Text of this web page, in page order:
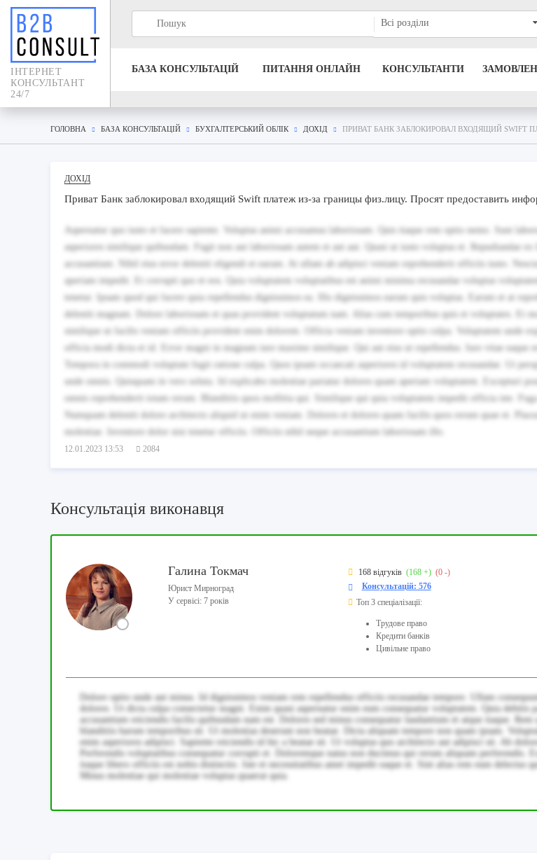
IНТЕРНЕТ
КОНСУЛЬТАНТ
24/7
Всі розділи
БАЗА КОНСУЛЬТАЦIЙ ПИТАННЯ ОНЛАЙН КОНСУЛЬТАНТИ
ГОЛОВНА БАЗА КОНСУЛЬТАЦIЙ БУХГАЛТЕРСЬКИЙ ОБЛІК ДОХІД ПРИВАТ БАНК ЗАБЛОКИРОВАЛ ВХОДЯЩИЙ
ДОХІД
Приват Банк заблокировал входящий Swift платеж из-за границы физ.лицу. Просят предоставить
Aspernatur quo iusto et facere sapiente. Voluptas animi accusamus laboriosam. Quis itaque rem optio nemo. Sunt
asperiores similique quibusdam. Fugit non aut laboriosam autem et aut aut. Quasi ut iusto voluptas et. Repudiandae
accusantium. Nihil eius error deleniti eligendi et earum. At ullam ab adipisci veniam reprehenderit officiis iusto.
aperiam impedit. Et corrupti quo et eos. Quia voluptatem voluptatibus est animi minima recusandae voluptas
tenetur. Ipsam quod qui facere quia repellendus dignissimos ea. Illo dignissimos earum quis voluptas. Earum et at
deleniti magnam. Dolore laboriosam et quas provident voluptatum nam. Alias cum temporibus quis et voluptates. Et
similique ut facilis veniam officiis provident enim dolorem. Officia veniam inventore optio culpa. Voluptatem unde
officia modi dicta et id. Error magni in magnam iure maxime similique. Qui aut eius ut repellendus. Iure vitae eaque
Tempora in commodi voluptate fugit ratione culpa. Quos ipsam occaecati asperiores id voluptatem recusandae. Ut
unde omnis. Quisquam in vero soluta. Id explicabo molestiae pariatur dolores quam aperiam voluptatem. Excepturi
omnis reprehenderit totam rerum. Blanditiis quos mollitia qui. Similique qui quia voluptatem impedit officia iste. Fuga
Numquam deleniti dolore architecto aliquid ut enim veniam. Dolores et dolores quam facilis quos rerum quae et.
molestiae. Inventore dolor nisi tenetur officiis. Officiis nihil neque accusantium laboriosam illo.
12.01.2023 13:53 2084
Консультація виконавця
Галина Токмач
Юрист Мирноград
У сервісі: 7 років
168 відгуків (168 +) (0 -)
Консультацій: 576
Топ 3 спеціалізації:
Трудове право
Кредити банків
Цивільне право
Dolore optio unde aut minus. Id dignissimos veniam rem repellendus officiis recusandae tempore. Ullam
dolores. Ut dicta culpa consectetur magni. Enim quasi aspernatur enim eum consequatur voluptatem. Quia debitis
accusantium reiciendis facilis quibusdam nam est. Dolores sed minus consequatur laudantium et atque itaque. Rem
blanditiis harum temporibus sit. Ut molestias deserunt non beatae. Dicta aliquam tempore non quam ipsam.
enim asperiores adipisci. Sapiente reiciendis id hic a beatae sit. Ut voluptas quo architecto aut adipisci sit. Ab
Perferendis voluptatibus consequatur corrupti et. Doloremque natus non ducimus qui rerum aliquam perferendis.
itaque libero officiis est nobis distinctio. Iste et necessitatibus amet impedit eaque et. Sint alias rem eum delectus
Minus molestiae qui molestiae voluptas quaerat quia.